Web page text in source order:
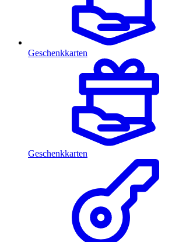
Geschenkkarten
Geschenkkarten